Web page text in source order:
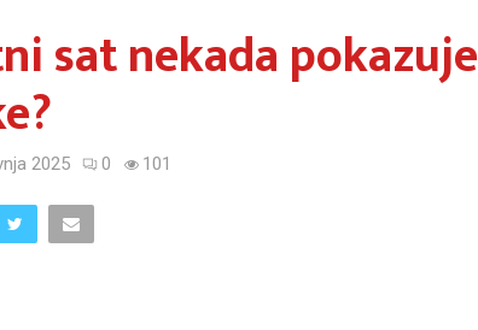
sat nekada pokazuje
2025 0 101